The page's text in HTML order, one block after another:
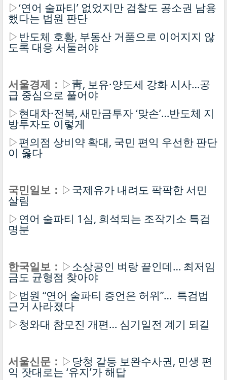
▷‘연어 술파티’ 없었지만 검찰도 공소권 남용
했다는 법원 판단
▷ 반도체 호황, 부동산 거품으로 이어지지 않
도록 대응 서둘러야
서울경제： ▷靑, 보유·양도세 강화 시사…공
급 중심으로 풀어야
▷현대차·전북, 새만금투자 ‘맞손’…반도체 지
방투자도 이렇게
▷편의점 상비약 확대, 국민 편익 우선한 판단
이 옳다
국민일보： ▷국제유가 내려도 팍팍한 서민
살림
▷ 연어 술파티 1심, 희석되는 조작기소 특검
명분
한국일보： ▷소상공인 벼랑 끝인데… 최저임
금도 균형점 찾아야
▷ 법원 “연어 술파티 증언은 허위”… 특검법
근거 사라졌다
▷청와대 참모진 개편… 심기일전 계기 되길
서울신문： ▷ 당청 갈등 보완수사권, 민생 편
익 잣대로는 ‘유지’가 해답